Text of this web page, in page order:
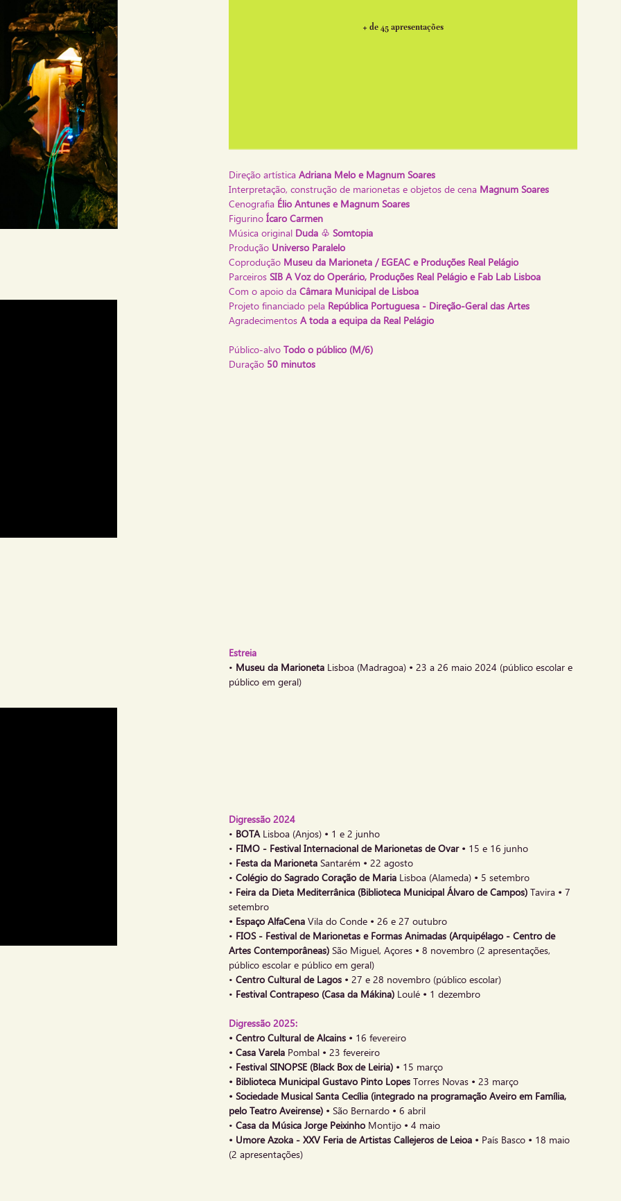
+ de 45 apresentações
Direção artística Adriana Melo e Magnum Soares
Interpretação, construção de marionetas e objetos de cenaMagnum Soares
CenografiaÉlio Antunes e Magnum Soares
FigurinoÍcaro Carmen
Música originalDuda ♧ Somtopia
Produção Universo Paralelo
CoproduçãoMuseu da Marioneta / EGEAC e Produções Real Pelágio
ParceirosSIB A Voz do Operário, Produções Real Pelágio e Fab Lab Lisboa
Com o apoio daCâmara Municipal de Lisboa
Projeto financiado pelaRepública Portuguesa - Direção-Geral das Artes
AgradecimentosA toda a equipa da Real Pelágio
Público-alvoTodo o público (M/6)
Duração50 minutos
Estreia
• Museu da Marioneta Lisboa (Madragoa)• 23 a 26 maio 2024 (público escolar e
público em geral)
Digressão 2024
• BOTA Lisboa (Anjos) • 1 e 2 junho
• FIMO - Festival Internacional de Marionetas de Ovar • 15 e 16 junho
• Festa da Marioneta Santarém • 22 agosto
• Colégio do Sagrado Coração de Maria Lisboa (Alameda)• 5 setembro
• Feira da Dieta Mediterrânica (Biblioteca Municipal Álvaro de Campos) Tavira• 7
setembro
• Espaço AlfaCena Vila do Conde • 26 e 27 outubro
• FIOS - Festival de Marionetas e Formas Animadas (Arquipélago - Centro de
Artes Contemporâneas) São Miguel, Açores • 8 novembro (2 apresentações,
público escolar e público em geral)
• Centro Cultural de Lagos • 27 e 28 novembro (público escolar)
• Festival Contrapeso (Casa da Mákina) Loulé• 1 dezembro
Digressão 2025:
• Centro Cultural de Alcains • 16 fevereiro
• Casa Varela Pombal• 23 fevereiro
• Festival SINOPSE (Black Box de Leiria) • 15 março
• Biblioteca Municipal Gustavo Pinto Lopes Torres Novas • 23 março
• Sociedade Musical Santa Cecília (integrado na programação Aveiro em Família,
pelo Teatro Aveirense) • São Bernardo• 6 abril
• Casa da Música Jorge Peixinho Montijo • 4 maio
• Umore Azoka - XXV Feria de Artistas Callejeros de Leioa • País Basco • 18 maio
(2 apresentações)